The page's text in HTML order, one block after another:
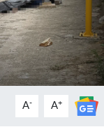
A- A+